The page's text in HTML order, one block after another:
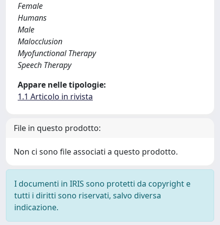
Female
Humans
Male
Malocclusion
Myofunctional Therapy
Speech Therapy
Appare nelle tipologie:
1.1 Articolo in rivista
File in questo prodotto:
Non ci sono file associati a questo prodotto.
I documenti in IRIS sono protetti da copyright e
tutti i diritti sono riservati, salvo diversa
indicazione.